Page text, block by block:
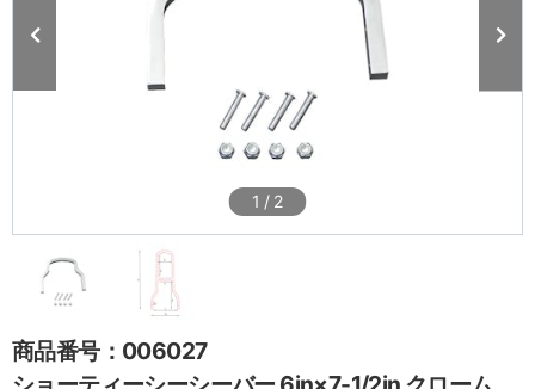
1 / 2
商品番号：006027